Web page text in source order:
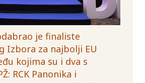
je finaliste
Izbora za najbolji EU
kojima su i dva s
RCK Panonika i